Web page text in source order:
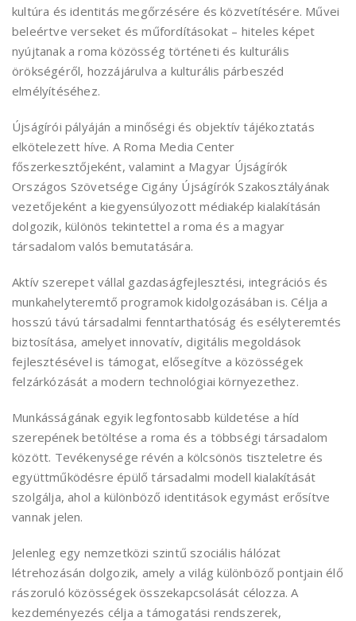
kultúra és identitás megőrzésére és közvetítésére. Művei
beleértve verseket és műfordításokat – hiteles képet
nyújtanak a roma közösség történeti és kulturális
örökségéről, hozzájárulva a kulturális párbeszéd
elmélyítéséhez.
Újságírói pályáján a minőségi és objektív tájékoztatás
elkötelezett híve. A Roma Media Center
főszerkesztőjeként, valamint a Magyar Újságírók
Országos Szövetsége Cigány Újságírók Szakosztályának
vezetőjeként a kiegyensúlyozott médiakép kialakításán
dolgozik, különös tekintettel a roma és a magyar
társadalom valós bemutatására.
Aktív szerepet vállal gazdaságfejlesztési, integrációs és
munkahelyteremtő programok kidolgozásában is. Célja a
hosszú távú társadalmi fenntarthatóság és esélyteremtés
biztosítása, amelyet innovatív, digitális megoldások
fejlesztésével is támogat, elősegítve a közösségek
felzárkózását a modern technológiai környezethez.
Munkásságának egyik legfontosabb küldetése a híd
szerepének betöltése a roma és a többségi társadalom
között. Tevékenysége révén a kölcsönös tiszteletre és
együttműködésre épülő társadalmi modell kialakítását
szolgálja, ahol a különböző identitások egymást erősítve
vannak jelen.
Jelenleg egy nemzetközi szintű szociális hálózat
létrehozásán dolgozik, amely a világ különböző pontjain élő
rászoruló közösségek összekapcsolását célozza. A
kezdeményezés célja a támogatási rendszerek,